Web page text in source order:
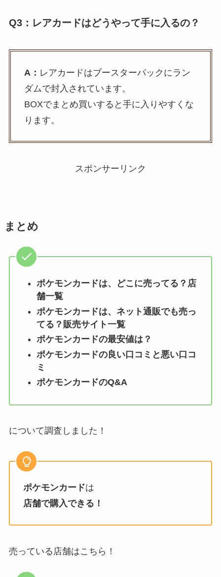
Q3：レアカードはどうやって手に入るの？
A： レアカードはブースターパックにラン
ダムで封入されています。
BOXでまとめ買いすると手に入りやすくな
ります。
スポンサーリンク
まとめ
ポケモンカードは、どこに売ってる？店
舗一覧
ポケモンカードは、ネット通販でも売っ
てる？販売サイト一覧
ポケモンカードの最安値は？
ポケモンカードの良い口コミと悪い口コ
ミ
ポケモンカードのQ&A
について調査しました！
ポケモンカードは
店舗で購入できる！
売っている店舗はこちら！